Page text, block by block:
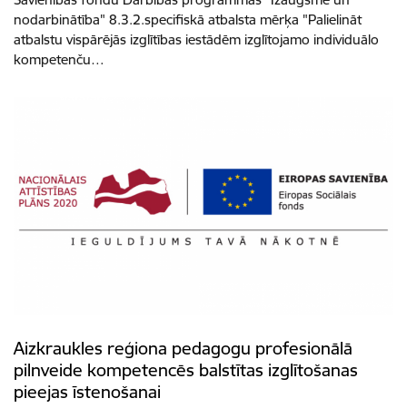
nodarbinātība" 8.3.2.specifiskā atbalsta mērķa "Palielināt
atbalstu vispārējās izglītības iestādēm izglītojamo individuālo
kompetenču…
Aizkraukles reģiona pedagogu profesionālā
pilnveide kompetencēs balstītas izglītošanas
pieejas īstenošanai